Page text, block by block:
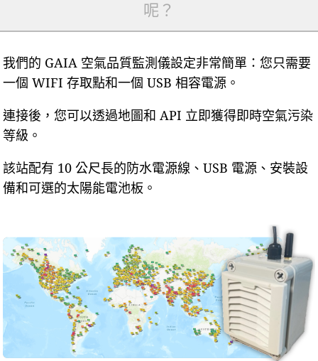
呢？
我們的 GAIA 空氣品質監測儀設定非常簡單：您只需要
一個 WIFI 存取點和一個 USB 相容電源。
連接後，您可以透過地圖和 API 立即獲得即時空氣污染
等級。
該站配有 10 公尺長的防水電源線、USB 電源、安裝設
備和可選的太陽能電池板。